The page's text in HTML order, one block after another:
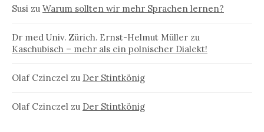
Susi zu Warum sollten wir mehr Sprachen lernen?
Dr med Univ. Zürich. Ernst-Helmut Müller zu
Kaschubisch – mehr als ein polnischer Dialekt!
Olaf Czinczel zu Der Stintkönig
Olaf Czinczel zu Der Stintkönig